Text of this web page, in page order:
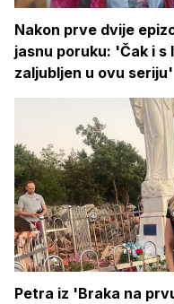
Nakon prve dvije
jasnu poruku: 'Čak i s
zaljubljen u ovu seriju'
Petra iz 'Braka na